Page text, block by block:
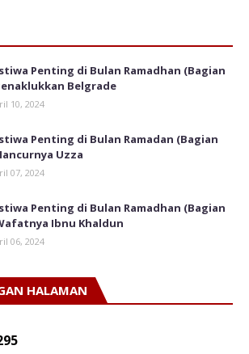
Penting di Bulan Ramadhan (Bagian
Belgrade
10, 2024
Penting di Bulan Ramadan (Bagian
Uzza
07, 2024
Penting di Bulan Ramadhan (Bagian
Ibnu Khaldun
06, 2024
HALAMAN
95